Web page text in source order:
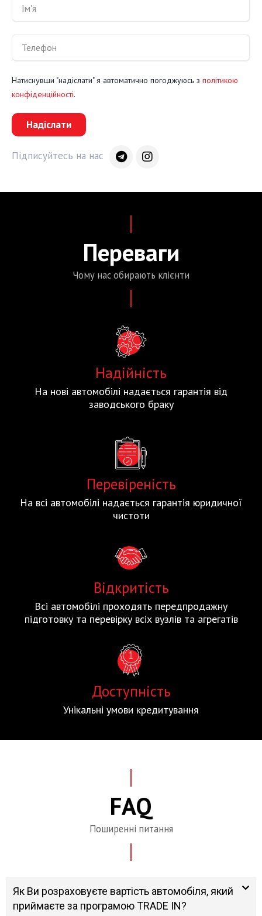
Натиснувши "надіслати" я автоматично погоджуюсь з політикою
конфіденційності.
Надіслати
Підписуйтесь на нас
Переваги
Чому насобирають клієнти
Надійність
На нові автомобілі надається гарантія від
заводського браку
Перевіреність
На всі автомобілі надається гарантія юридичної
чистоти
Відкритість
Всі автомобілі проходять передпродажну
підготовку та перевірку всіх вузлів та агрегатів
Доступність
Унікальні умови кредитування
FAQ
Поширенні питання
Як Ви розраховуєте вартість автомобіля, який
приймаєте за програмою TRADE IN?